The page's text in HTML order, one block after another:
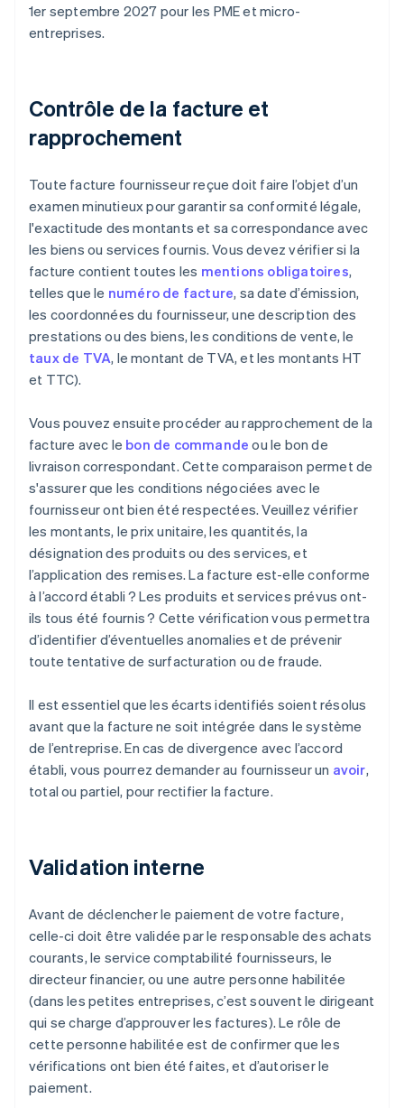
1er septembre 2027 pour les PME et micro-
entreprises.
Contrôle de la facture et
rapprochement
Toute facture fournisseur reçue doit faire l’objet d’un
examen minutieux pour garantir sa conformité légale,
l'exactitude des montants et sa correspondance avec
les biens ou services fournis. Vous devez vérifier si la
facture contient toutes les mentions obligatoires,
telles que le numéro de facture, sa date d’émission,
les coordonnées du fournisseur, une description des
prestations ou des biens, les conditions de vente, le
taux de TVA, le montant de TVA, et les montants HT
et TTC).
Vous pouvez ensuite procéder au rapprochement de la
facture avec le bon de commande ou le bon de
livraison correspondant. Cette comparaison permet de
s'assurer que les conditions négociées avec le
fournisseur ont bien été respectées. Veuillez vérifier
les montants, le prix unitaire, les quantités, la
désignation des produits ou des services, et
l’application des remises. La facture est-elle conforme
à l’accord établi ? Les produits et services prévus ont-
ils tous été fournis ? Cette vérification vous permettra
d’identifier d’éventuelles anomalies et de prévenir
toute tentative de surfacturation ou de fraude.
Il est essentiel que les écarts identifiés soient résolus
avant que la facture ne soit intégrée dans le système
de l’entreprise. En cas de divergence avec l’accord
établi, vous pourrez demander au fournisseur un avoir,
total ou partiel, pour rectifier la facture.
Validation interne
Avant de déclencher le paiement de votre facture,
celle-ci doit être validée par le responsable des achats
courants, le service comptabilité fournisseurs, le
directeur financier, ou une autre personne habilitée
(dans les petites entreprises, c’est souvent le dirigeant
qui se charge d’approuver les factures). Le rôle de
cette personne habilitée est de confirmer que les
vérifications ont bien été faites, et d’autoriser le
paiement.